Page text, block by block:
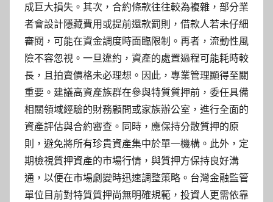
成巨大損失。其次，合約條款往往較為複雜，部分業
者會設計隱藏費用或提前還款罰則，借款人若未仔細
審閱，可能在資金調度時面臨限制。再者，流動性風
險不容忽視。一旦違約，資產的處置過程可能耗時較
長，且拍賣價格未必理想。因此，專業管理顯得至關
重要。建議高資產族群在參與特質質押前，委任具備
相關領域經驗的財務顧問或家族辦公室，進行全面的
資產評估與合約審查。同時，應保持分散質押的原
則，避免將所有珍貴資產集中於單一機構。此外，定
期檢視質押資產的市場行情，與質押方保持良好溝
通，以便在市場劇變時迅速調整策略。台灣金融監管
單位目前對特質質押尚無明確規範，投資人更需依靠